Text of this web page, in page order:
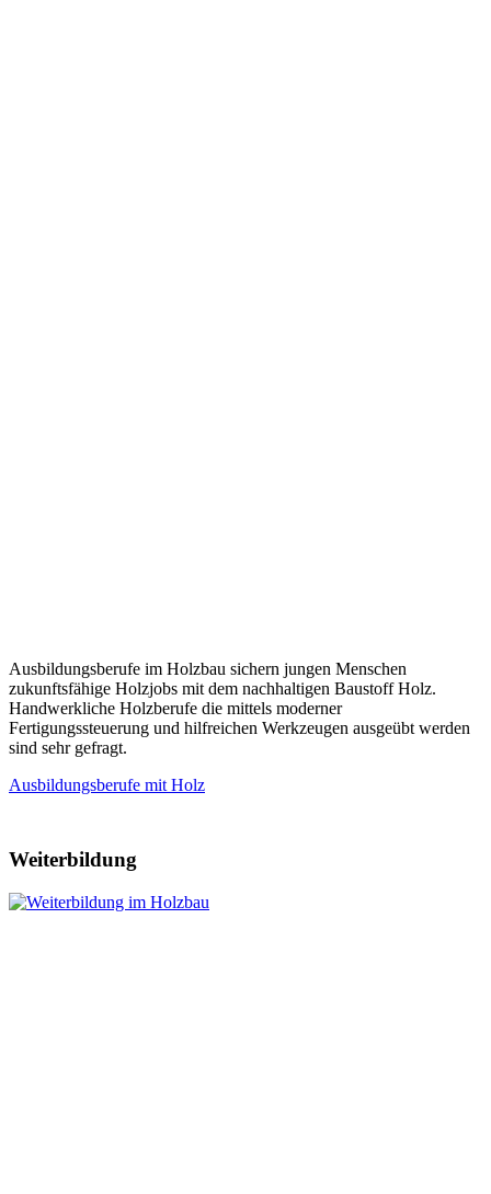
Ausbildungsberufe im Holzbau sichern jungen Menschen
zukunftsfähige Holzjobs mit dem nachhaltigen Baustoff Holz.
Handwerkliche Holzberufe die mittels moderner
Fertigungssteuerung und hilfreichen Werkzeugen ausgeübt werden
sind sehr gefragt.
Ausbildungsberufe mit Holz
Weiterbildung